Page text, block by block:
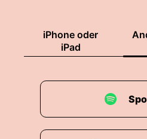
iPhone oder
iPad